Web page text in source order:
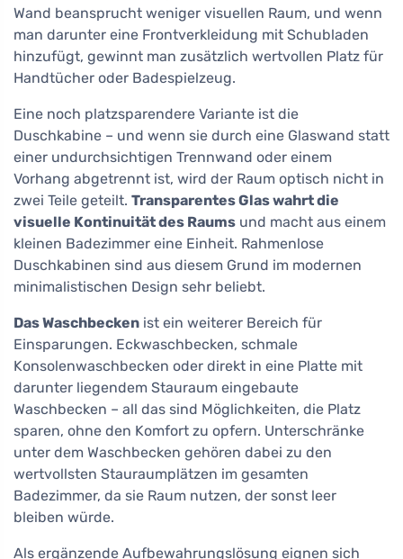
Wand beansprucht weniger visuellen Raum, und wenn
man darunter eine Frontverkleidung mit Schubladen
hinzufügt, gewinnt man zusätzlich wertvollen Platz für
Handtücher oder Badespielzeug.
Eine noch platzsparendere Variante ist die
Duschkabine – und wenn sie durch eine Glaswand statt
einer undurchsichtigen Trennwand oder einem
Vorhang abgetrennt ist, wird der Raum optisch nicht in
zwei Teile geteilt. Transparentes Glas wahrt die
visuelle Kontinuität des Raums und macht aus einem
kleinen Badezimmer eine Einheit. Rahmenlose
Duschkabinen sind aus diesem Grund im modernen
minimalistischen Design sehr beliebt.
Das Waschbecken ist ein weiterer Bereich für
Einsparungen. Eckwaschbecken, schmale
Konsolenwaschbecken oder direkt in eine Platte mit
darunter liegendem Stauraum eingebaute
Waschbecken – all das sind Möglichkeiten, die Platz
sparen, ohne den Komfort zu opfern. Unterschränke
unter dem Waschbecken gehören dabei zu den
wertvollsten Stauraumplätzen im gesamten
Badezimmer, da sie Raum nutzen, der sonst leer
bleiben würde.
Als ergänzende Aufbewahrungslösung eignen sich